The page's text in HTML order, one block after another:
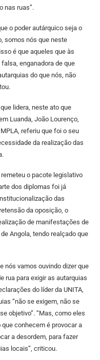
nas ruas”.
o poder autárquico seja o
somos nós que neste
é que aqueles que às
enganadora de que
do que nós, não
lidera, neste ato que
Luanda, João Lourenço,
referiu que foi o seu
da realização das
o pacote legislativo
dos diplomas foi já
das
da oposição, o
de manifestações de
Angola, tendo realçado que
nós vamos ouvindo dizer que
rua para exigir as autarquias
do líder da UNITA,
“não se exigem, não se
objetivo”. “Mas, como eles
conhecem é provocar a
a desordem, para fazer
locais”, criticou.